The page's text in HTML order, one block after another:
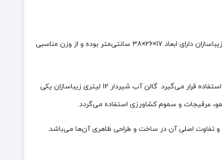
گالن‌های پلاستیکی یکی از ظروفی هستند که برای بسته بندی و عرضه مواد مختلف از جمله مایعات به کار می‌روند.گالن آب شیردار 12 لیتری زیباسازان دارای ابعاد 17×26×38 سانتی‌متر بوده و از وزن مناسبی
گالن آب شیردار 12 لیتری زیباسازان از پلاستیک سخت است. در قسمت بالای این گالن یک درب پیچی قرار دارد که جهت ریختن مایعات مورد استفاده قرار می‌گیرد. گالن آب شیردار 12 لیتری زیباسازان یکی
و تفاوت اصلی آن در ساخت و طراحی ظاهری آن‌ها می‌باشد.